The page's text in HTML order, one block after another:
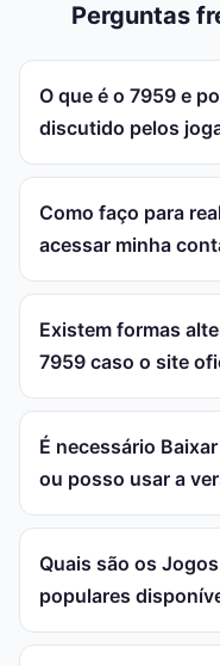
Perguntas
O que é o 7959 e
discutido pelos
Como faço para
acessar minha
Existem formas
7959 caso o site
É necessário
ou posso usar a
Quais são os
populares